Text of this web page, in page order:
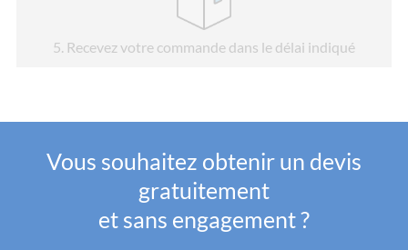
5. Recevez votre commande dans le délai indiqué
Vous souhaitez obtenir un devis
gratuitement
et sans engagement ?